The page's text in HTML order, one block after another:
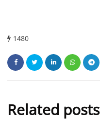
1480
Related posts